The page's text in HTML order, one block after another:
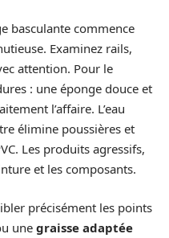
basculante commence
Examinez rails,
attention. Pour le
: une éponge douce et
l’affaire. L’eau
élimine poussières et
Les produits agressifs,
et les composants.
précisément les points
une graisse adaptée